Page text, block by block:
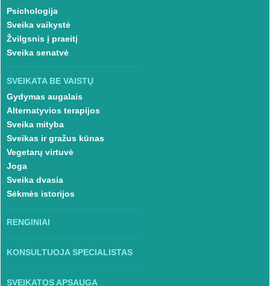
Psichologija
Sveika vaikystė
Žvilgsnis į praeitį
Sveika senatvė
SVEIKATA BE VAISTŲ
Gydymas augalais
Alternatyvios terapijos
Sveika mityba
Sveikas ir gražus kūnas
Vegetarų virtuvė
Joga
Sveika dvasia
Sėkmės istorijos
RENGINIAI
KONSULTUOJA SPECIALISTAS
SVEIKATOS APSAUGA